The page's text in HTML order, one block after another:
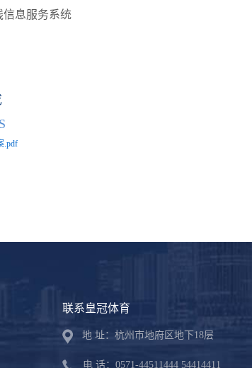
信息服务系统
.pdf
联系皇冠体育
地 址：杭州市地府区地下18层
电 话：0571-44511444 54414411